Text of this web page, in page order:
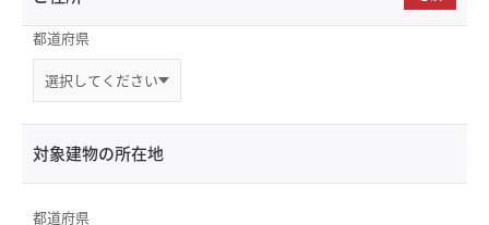
都道府県
対象建物の所在地
都道府県